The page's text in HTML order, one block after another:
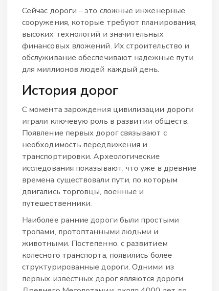
Сейчас дороги – это сложные инженерные
сооружения, которые требуют планирования,
высоких технологий и значительных
финансовых вложений. Их строительство и
обслуживание обеспечивают надежные пути
для миллионов людей каждый день.
История дорог
С момента зарождения цивилизации дороги
играли ключевую роль в развитии обществ.
Появление первых дорог связывают с
необходимость передвижения и
транспортировки. Археологические
исследования показывают, что уже в древние
времена существовали пути, по которым
двигались торговцы, военные и
путешественники.
Наиболее ранние дороги были простыми
тропами, протоптанными людьми и
животными. Постепенно, с развитием
колесного транспорта, появились более
структурированные дороги. Одними из
первых известных дорог являются дороги